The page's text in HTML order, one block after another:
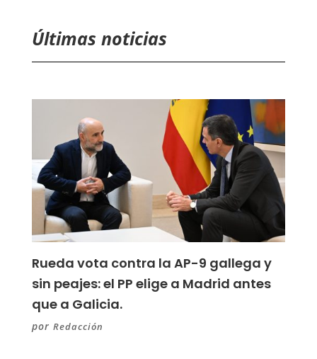
Últimas noticias
Rueda vota contra la AP-9 gallega y
sin peajes: el PP elige a Madrid antes
que a Galicia.
por Redacción